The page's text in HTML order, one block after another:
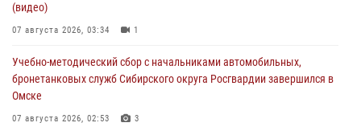
(видео)
07 августа 2026, 03:34 1
Учебно-методический сбор с начальниками автомобильных,
бронетанковых служб Сибирского округа Росгвардии завершился в
Омске
07 августа 2026, 02:53 3